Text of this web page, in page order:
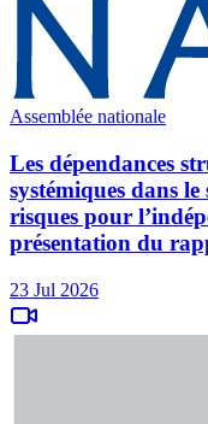
Assemblée nationale
Les dépendances
systémiques dans
risques pour
présentation du
23 Jul 2026